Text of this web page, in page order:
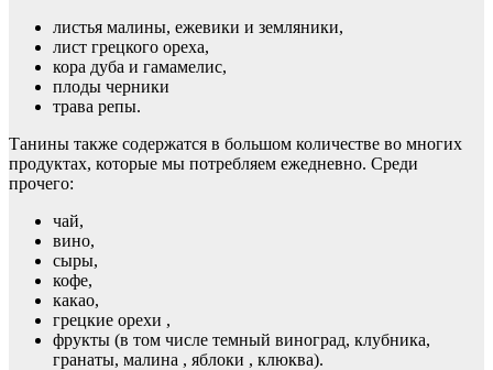
листья малины, ежевики и земляники,
лист грецкого ореха,
кора дуба и гамамелис,
плоды черники
трава репы.
Танины также содержатся в большом количестве во многих
продуктах, которые мы потребляем ежедневно. Среди
прочего:
чай,
вино,
сыры,
кофе,
какао,
грецкие орехи ,
фрукты (в том числе темный виноград, клубника,
гранаты, малина , яблоки , клюква).